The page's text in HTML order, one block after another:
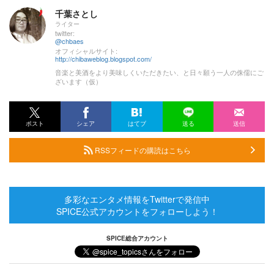
千葉さとし
ライター
twitter:
@chbaes
オフィシャルサイト:
http://chibaweblog.blogspot.com/
音楽と美酒をより美味しくいただきたい、と日々願う一人の侏儒にご
ざいます（仮）
ポスト シェア はてブ 送る 送信
RSSフィードの購読はこちら
多彩なエンタメ情報をTwitterで発信中
SPICE公式アカウントをフォローしよう！
SPICE総合アカウント